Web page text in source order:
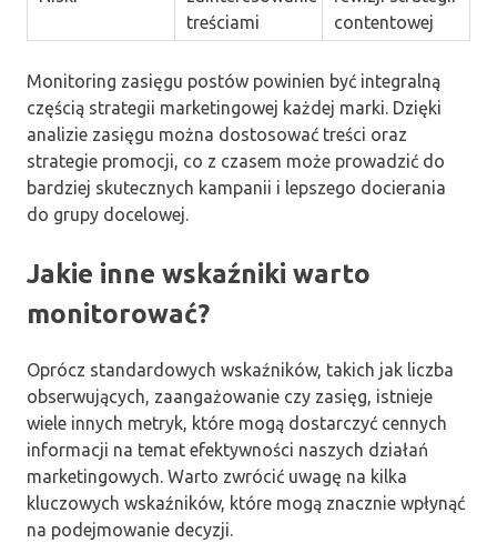
treściami
contentowej
Monitoring zasięgu postów powinien być integralną
częścią strategii marketingowej każdej marki. Dzięki
analizie zasięgu można dostosować treści oraz
strategie promocji, co z czasem może prowadzić do
bardziej skutecznych kampanii i lepszego docierania
do grupy docelowej.
Jakie inne wskaźniki warto
monitorować?
Oprócz standardowych wskaźników, takich jak liczba
obserwujących, zaangażowanie czy zasięg, istnieje
wiele innych metryk, które mogą dostarczyć cennych
informacji na temat efektywności naszych działań
marketingowych. Warto zwrócić uwagę na kilka
kluczowych wskaźników, które mogą znacznie wpłynąć
na podejmowanie decyzji.